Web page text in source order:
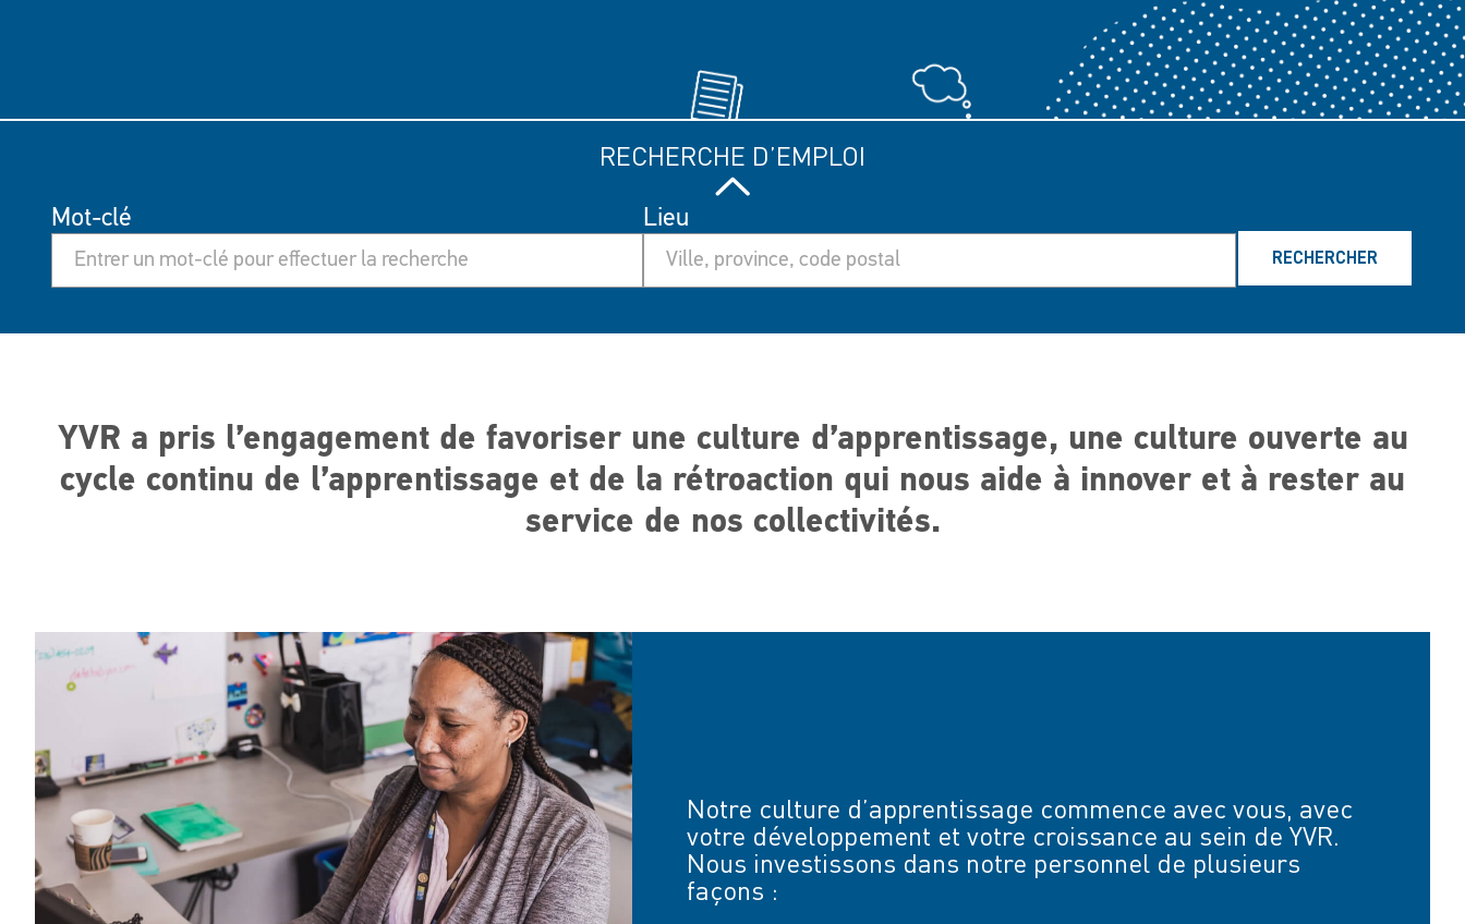
RECHERCHE D’EMPLOI
Mot-clé Lieu
RECHERCHER
YVR a pris l’engagement de favoriser une culture d’apprentissage, une culture ouverte au
cycle continu de l’apprentissage et de la rétroaction qui nous aide à innover et à rester au
service de nos collectivités.
Notre culture d’apprentissage commence avec vous, avec
votre développement et votre croissance au sein de YVR.
Nous investissons dans notre personnel de plusieurs
façons :